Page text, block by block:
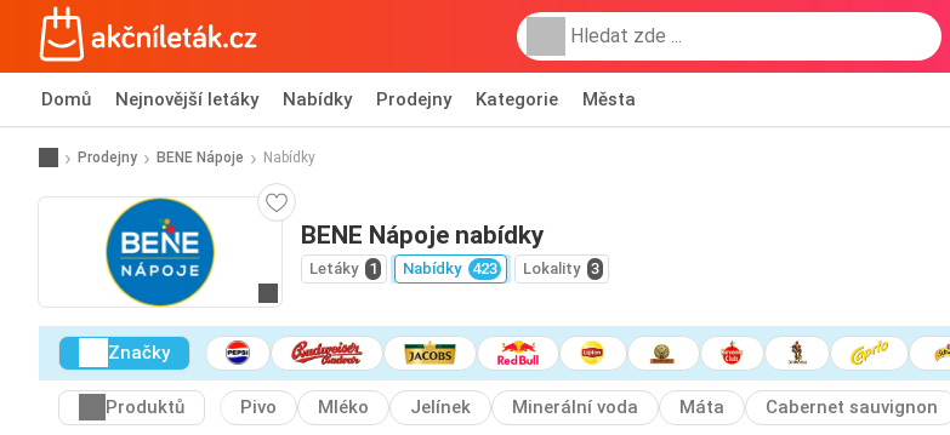
Domů Nejnovější letáky Nabídky Prodejny Kategorie Města
Prodejny BENE Nápoje Nabídky
BENE Nápoje nabídky
Letáky 1 Nabídky 423 Lokality 3
Značky
Produktů Pivo Mléko Jelínek Minerální voda Máta Cabernet sauvignon